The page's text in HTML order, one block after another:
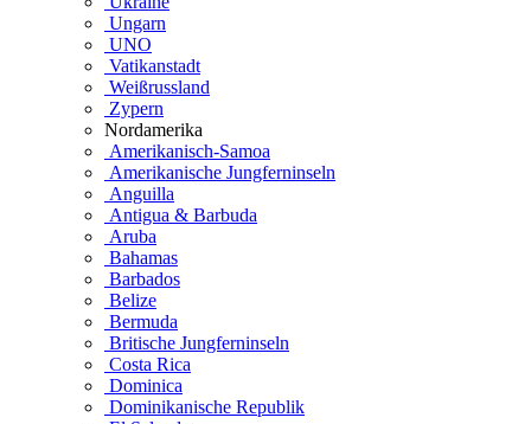
Ungarn
UNO
Vatikanstadt
Weißrussland
Zypern
Nordamerika
Amerikanisch-Samoa
Amerikanische Jungferninseln
Anguilla
Antigua & Barbuda
Aruba
Bahamas
Barbados
Belize
Bermuda
Britische Jungferninseln
Costa Rica
Dominica
Dominikanische Republik